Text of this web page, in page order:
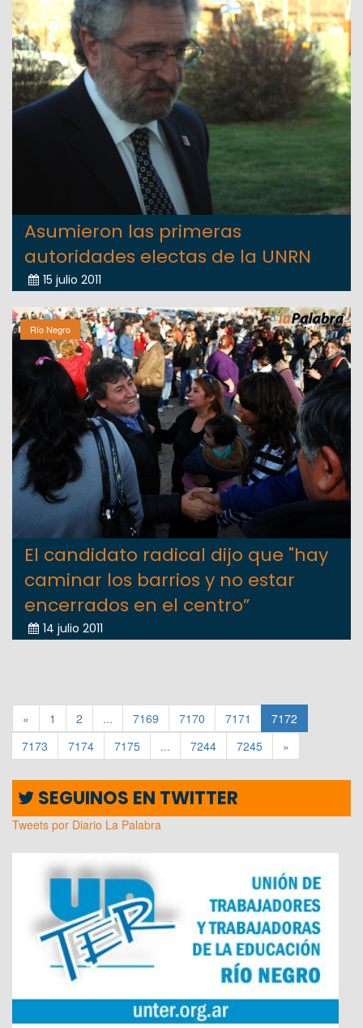
Asumieron las primeras
autoridades electas de la UNRN
15 julio 2011
Río Negro
El candidato radical dijo que "hay
caminar los barrios y no estar
encerrados en el centro”
14 julio 2011
« 1 2 ... 7169 7170 7171
7172
7173
7174 7175 ... 7244 7245 »
SEGUINOS EN TWITTER
Tweets por Diario La Palabra